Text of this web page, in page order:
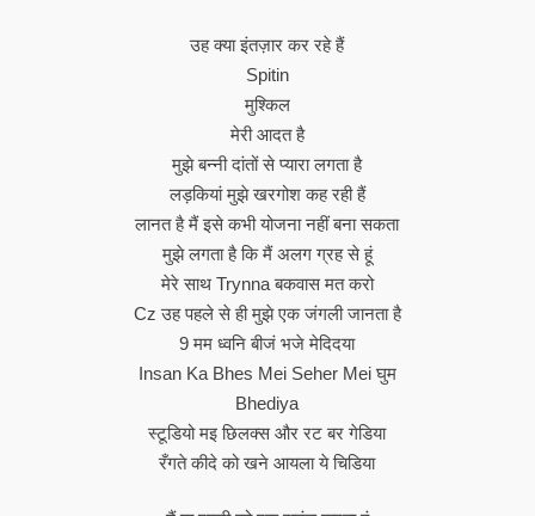
उह क्या इंतज़ार कर रहे हैं
Spitin
मुश्किल
मेरी आदत है
मुझे बन्नी दांतों से प्यारा लगता है
लड़कियां मुझे खरगोश कह रही हैं
लानत है मैं इसे कभी योजना नहीं बना सकता
मुझे लगता है कि मैं अलग ग्रह से हूं
मेरे साथ Trynna बकवास मत करो
Cz उह पहले से ही मुझे एक जंगली जानता है
9 मम ध्वनि बीजं भजे मेदिदया
Insan Ka Bhes Mei Seher Mei घुम
Bhediya
स्टूडियो मइ छिलक्स और रट बर गेडिया
रँगते कीदे को खने आयला ये चिडिया